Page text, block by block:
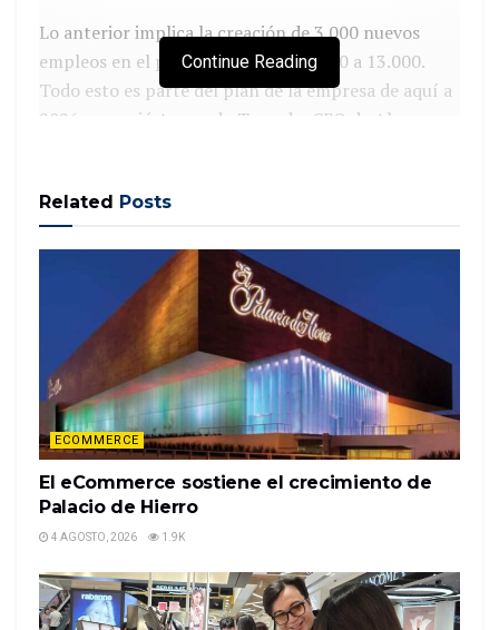
Lo anterior implica la creación de 3.000 nuevos
empleos en el país, pasando de 10.000 a 13.000.
Todo esto es parte del plan de la empresa de aquí a
2026, anunció Armando Torrado, CEO de Alsea,
Starbucks cuenta con 34.000 cafeterías en todo el
mundo, dijo Michael Cornway, vicepresidente de
Noticias relacionadas
El eCommerce sostiene el
crecimiento de Palacio de Hierro
4 AGOSTO, 2026 1.9K
¿Por qué la «generación digital»
está salvando a los centros
Continue Reading
Related Posts
ECOMMERCE
El eCommerce sostiene el crecimiento de
Palacio de Hierro
4 AGOSTO, 2026 1.9K